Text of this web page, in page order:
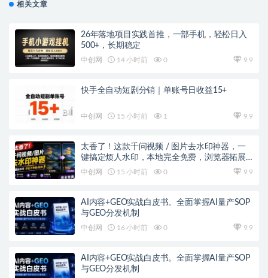
相关文章
26年落地项目实践首推，一部手机，轻松日入
500+，长期稳定
中创网 14 小时前 0 9.9
快手全自动短剧分销｜单账号日收益15+
中创网 15 小时前 1 9.9
太香了！这款千问视频 / 图片去水印神器，一
键搞定烦人水印，本地完全免费，浏览器拓展
插件
中创网 15 小时前 0 9.9
AI内容+GEO实战白皮书。全面掌握AI量产SOP
与GEO分发机制
中创网 16 小时前 0 9.9
AI内容+GEO实战白皮书。全面掌握AI量产SOP
与GEO分发机制